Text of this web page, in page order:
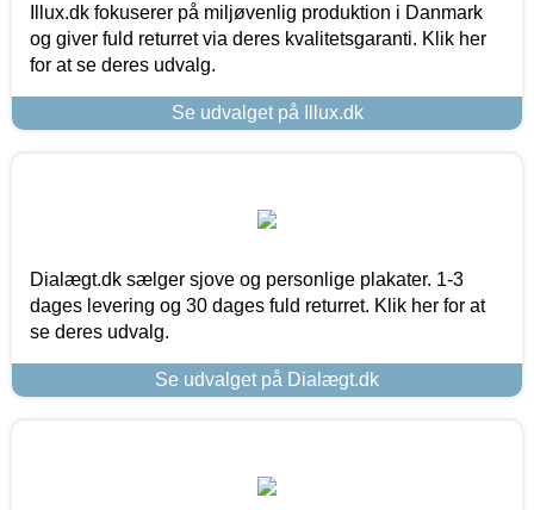
Illux.dk fokuserer på miljøvenlig produktion i Danmark
og giver fuld returret via deres kvalitetsgaranti. Klik her
for at se deres udvalg.
Se udvalget på Illux.dk
Dialægt.dk sælger sjove og personlige plakater. 1-3
dages levering og 30 dages fuld returret. Klik her for at
se deres udvalg.
Se udvalget på Dialægt.dk